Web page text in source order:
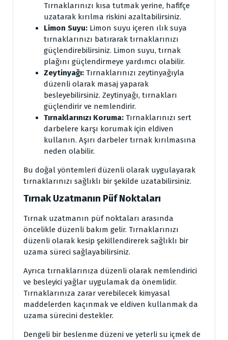
Tırnaklarınızı kısa tutmak yerine, hafifçe
uzatarak kırılma riskini azaltabilirsiniz.
Limon Suyu: Limon suyu içeren ılık suya
tırnaklarınızı batırarak tırnaklarınızı
güçlendirebilirsiniz. Limon suyu, tırnak
plağını güçlendirmeye yardımcı olabilir.
Zeytinyağı: Tırnaklarınızı zeytinyağıyla
düzenli olarak masaj yaparak
besleyebilirsiniz. Zeytinyağı, tırnakları
güçlendirir ve nemlendirir.
Tırnaklarınızı Koruma: Tırnaklarınızı sert
darbelere karşı korumak için eldiven
kullanın. Aşırı darbeler tırnak kırılmasına
neden olabilir.
Bu doğal yöntemleri düzenli olarak uygulayarak
tırnaklarınızı sağlıklı bir şekilde uzatabilirsiniz.
Tırnak Uzatmanın Püf Noktaları
Tırnak uzatmanın püf noktaları arasında
öncelikle düzenli bakım gelir. Tırnaklarınızı
düzenli olarak kesip şekillendirerek sağlıklı bir
uzama süreci sağlayabilirsiniz.
Ayrıca tırnaklarınıza düzenli olarak nemlendirici
ve besleyici yağlar uygulamak da önemlidir.
Tırnaklarınıza zarar verebilecek kimyasal
maddelerden kaçınmak ve eldiven kullanmak da
uzama sürecini destekler.
Dengeli bir beslenme düzeni ve yeterli su içmek de